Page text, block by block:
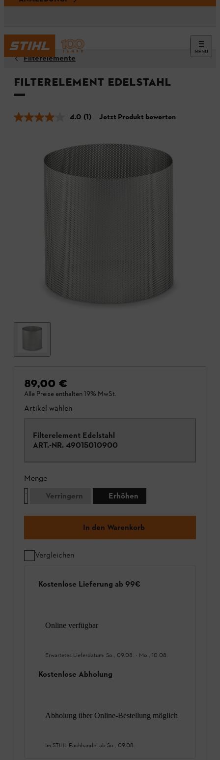
MENÜ
Filterelemente
Filterelement Edelstahl
4.0 (1) Jetzt Produkt bewerten
89,00 €
Alle Preise enthalten 19% MwSt.
Artikel wählen
Filterelement Edelstahl
ART.-NR. 49015010900
Menge
Verringern
Erhöhen
In den Warenkorb
Vergleichen
Kostenlose Lieferung ab 99€
Online verfügbar
Erwartetes Lieferdatum: So., 09.08. - Mo., 10.08.
Kostenlose Abholung
Abholung über Online-Bestellung möglich
Im STIHL Fachhandel ab So., 09.08.